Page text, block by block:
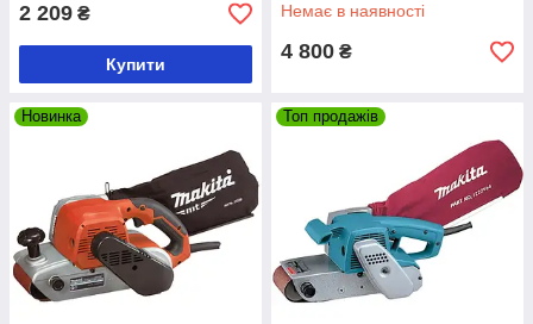
2 209 ₴
Купити
Немає в наявності
4 800 ₴
Новинка Топ продажів